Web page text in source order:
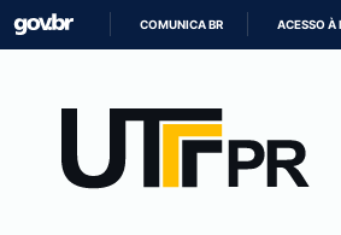
CONTEÚDO
COMUNICA BR ACESSO À